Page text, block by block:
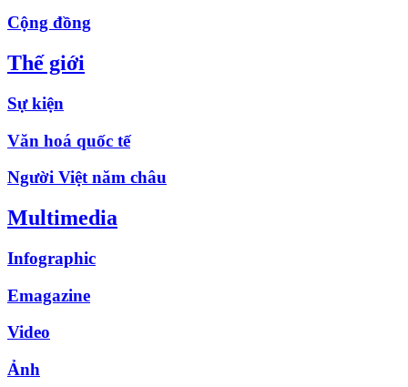
Cộng đồng
Thế giới
Sự kiện
Văn hoá quốc tế
Người Việt năm châu
Multimedia
Infographic
Emagazine
Video
Ảnh